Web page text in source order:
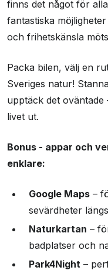
finns det något för
fantastiska
och frihetskänsla
Packa bilen, välj en
Sveriges natur!
upptäck det
livet ut.
Bonus - appar och
enklare:
Google Maps–
sevärdheter
Naturkartan –
badplatser och
Park4Night–